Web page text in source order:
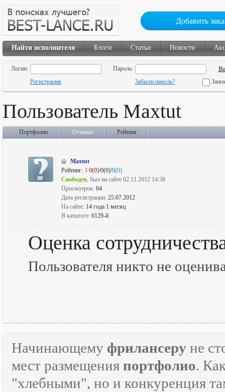
Добавить
Найти исполнителя Блоги Статьи Новости
Логин:
Пароль:
Регистрация
Забыли пароль?
Пользователь Maxtut
Портфолио Отзывы Рейтинг
Maxtut
Рейтинг: 3 0(0)/0(0)/0(0)
Свободен, был на сайте 02.11.2012 14:38
Просмотров: 64
Дата регистрации: 25.07.2012
На сайте: 14 года 1 месяц
В каталоге: 6129-й
Оценка
Пользователя никто не
Начинающему фрилансеру не
мест размещения портфолио.
"хлебными", но и конкуренция